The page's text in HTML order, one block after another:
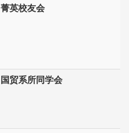
菁英校友会
国贸系所同学会